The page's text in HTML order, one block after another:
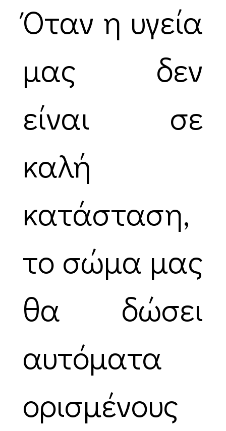
Όταν η υγεία
μας δεν
είναι σε
καλή
κατάσταση,
το σώμα μας
θα δώσει
αυτόματα
ορισμένους